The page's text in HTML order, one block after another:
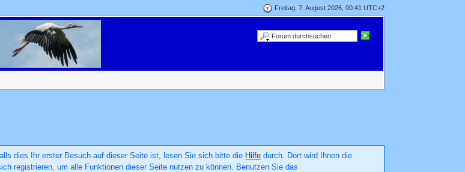
Freitag, 7. August 2026, 00:41 UTC+2
dies Ihr erster Besuch auf dieser Seite ist, lesen Sie sich bitte die Hilfe durch. Dort wird Ihnen die
registrieren, um alle Funktionen dieser Seite nutzen zu können. Benutzen Sie das